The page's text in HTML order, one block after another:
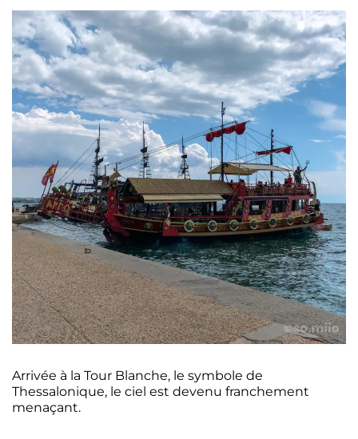
Arrivée à la Tour Blanche, le symbole de
Thessalonique, le ciel est devenu franchement
menaçant.